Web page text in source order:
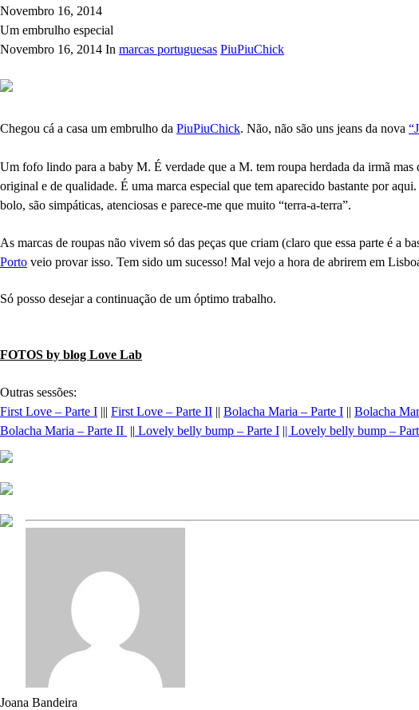
Novembro 16, 2014
Um embrulho especial
Novembro 16, 2014 In marcas portuguesas PiuPiuChick
Chegou cá a casa um embrulho da PiuPiuChick. Não, não são uns jeans da nova
Um fofo lindo para a baby M. É verdade que a M. tem roupa herdada da irmã
original e de qualidade. É uma marca especial que tem aparecido bastante por
bolo, são simpáticas, atenciosas e parece-me que muito “terra-a-terra”.
As marcas de roupas não vivem só das peças que criam (claro que essa parte é a
Porto veio provar isso. Tem sido um sucesso! Mal vejo a hora de abrirem em
Só posso desejar a continuação de um óptimo trabalho.
FOTOS by blog Love Lab
Outras sessões:
First Love – Parte I ||| First Love – Parte II || Bolacha Maria – Parte I || Bolacha
Bolacha Maria – Parte II || Lovely belly bump – Parte I || Lovely belly bump –
Joana Bandeira